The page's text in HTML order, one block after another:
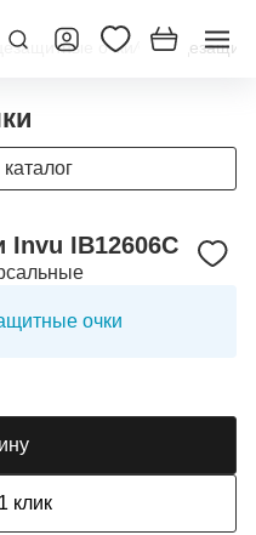
очки
IB12606C
очки
клик